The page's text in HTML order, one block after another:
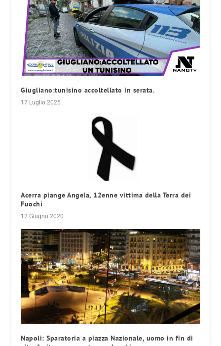
Giugliano:tunisino accoltellato in serata.
17 Luglio 2025
Acerra piange Angela, 12enne vittima della Terra dei
Fuochi
12 Giugno 2020
Napoli: Sparatoria a piazza Nazionale, uomo in fin di